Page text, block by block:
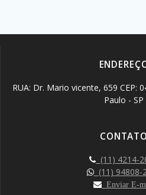
RUA: Dr. Mario vicente, 659 CEP:
Paulo - SP
CONTATO
(11) 4214-
(11) 94808-
Enviar E-